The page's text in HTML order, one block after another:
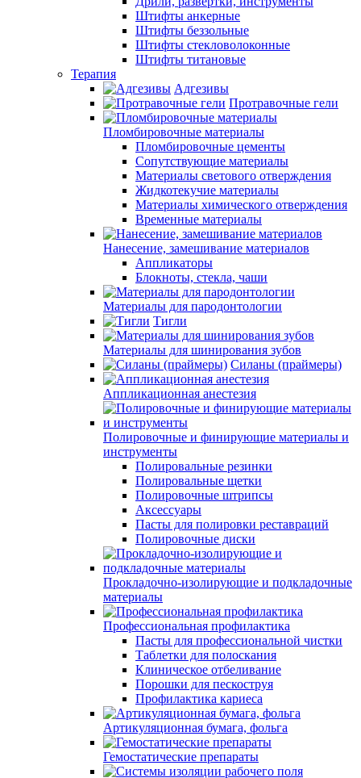
Штифты анкерные
Штифты беззольные
Штифты стекловолоконные
Штифты титановые
Терапия
Адгезивы
Протравочные гели
Пломбировочные материалы
Пломбировочные цементы
Сопутствующие материалы
Материалы светового отверждения
Жидкотекучие материалы
Материалы химического отверждения
Временные материалы
Нанесение, замешивание материалов
Аппликаторы
Блокноты, стекла, чаши
Материалы для пародонтологии
Тигли
Материалы для шинирования зубов
Силаны (праймеры)
Аппликационная анестезия
Полировочные и финирующие материалы и
инструменты
Полировальные резинки
Полировальные щетки
Полировочные штрипсы
Аксессуары
Пасты для полировки реставраций
Полировочные диски
Прокладочно-изолирующие и подкладочные
материалы
Профессиональная профилактика
Пасты для профессиональной чистки
Таблетки для полоскания
Клиническое отбеливание
Порошки для пескоструя
Профилактика кариеса
Артикуляционная бумага, фольга
Гемостатические препараты